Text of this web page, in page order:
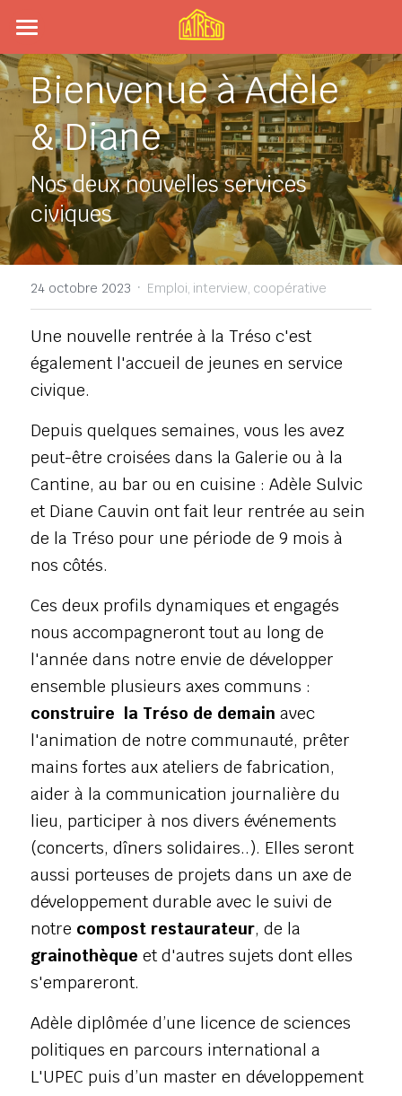
Accueil
Agenda
Artisan·es
Le Toboggan
À propos
Présentation
Coopérative
Un lieu engagé
Histoire
Contact
Bienvenue à Adèle
& Diane
Nos deux nouvelles services
civiques
24 octobre 2023 · Emploi, interview, coopérative
Une nouvelle rentrée à la Tréso c'est
également l'accueil de jeunes en service
civique.
Depuis quelques semaines, vous les avez
peut-être croisées dans la Galerie ou à la
Cantine, au bar ou en cuisine : Adèle Sulvic
et Diane Cauvin ont fait leur rentrée au sein
de la Tréso pour une période de 9 mois à
nos côtés.
Ces deux profils dynamiques et engagés
nous accompagneront tout au long de
l'année dans notre envie de développer
construire  la Tréso de demain avec
l'animation de notre communauté, prêter
mains fortes aux ateliers de fabrication,
aider à la communication journalière du
lieu, participer à nos divers événements
(concerts, dîners solidaires..). Elles seront
aussi porteuses de projets dans un axe de
développement durable avec le suivi de
notre compost restaurateur
grainothèque et d'autres sujets dont elles
s'empareront.
Adèle diplômée d’une licence de sciences
politiques en parcours international a
L'UPEC puis d’un master en développement
LES CATÉGORIES DE LA BOUTIQUE
Toutes les catégories